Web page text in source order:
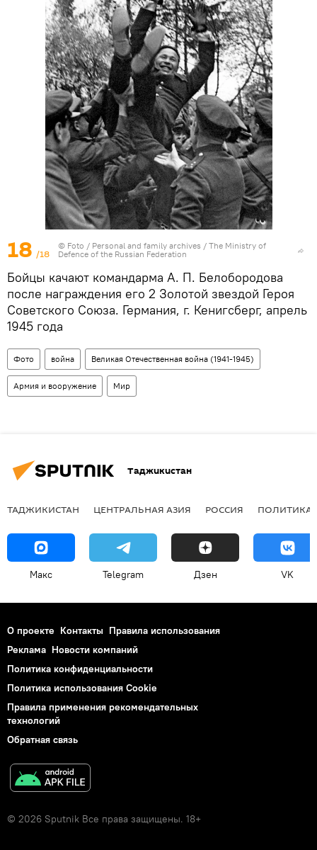
18 /18
© Foto / Personal and family archives / The Ministry of
Defence of the Russian Federation
Бойцы качают командарма А. П. Белобородова
после награждения его 2 Золотой звездой Героя
Советского Союза. Германия, г. Кенигсберг, апрель
1945 года
Фото война Великая Отечественная война (1941-1945)
Армия и вооружение Мир
Таджикистан
ТАДЖИКИСТАН ЦЕНТРАЛЬНАЯ АЗИЯ РОССИЯ ПОЛИТИКА
Макс Telegram Дзен VK
О проекте Контакты Правила использования
Реклама Новости компаний
Политика конфиденциальности
Политика использования Cookie
Правила применения рекомендательных
технологий
Обратная связь
© 2026 Sputnik Все права защищены. 18+